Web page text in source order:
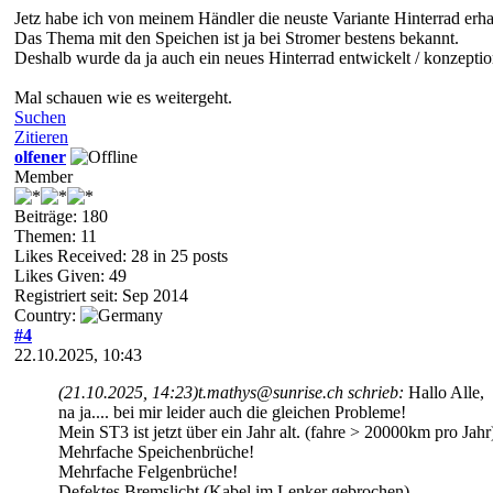
Jetz habe ich von meinem Händler die neuste Variante Hinterrad
Das Thema mit den Speichen ist ja bei Stromer bestens bekannt.
Deshalb wurde da ja auch ein neues Hinterrad entwickelt /
Mal schauen wie es weitergeht.
Suchen
Zitieren
olfener
Member
Beiträge: 180
Themen: 11
Likes Received: 28 in 25 posts
Likes Given: 49
Registriert seit: Sep 2014
Country:
#4
22.10.2025, 10:43
(21.10.2025, 14:23)t.mathys@sunrise.ch schrieb: Hallo Alle,
na ja.... bei mir leider auch die gleichen Probleme!
Mein ST3 ist jetzt über ein Jahr alt. (fahre > 20000km pro
Mehrfache Speichenbrüche!
Mehrfache Felgenbrüche!